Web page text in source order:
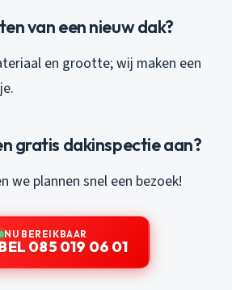
van een nieuw dak?
en grootte; wij maken een
gratis dakinspectie aan?
we plannen snel een bezoek!
NU BEREIKBAAR
085 019 06 01